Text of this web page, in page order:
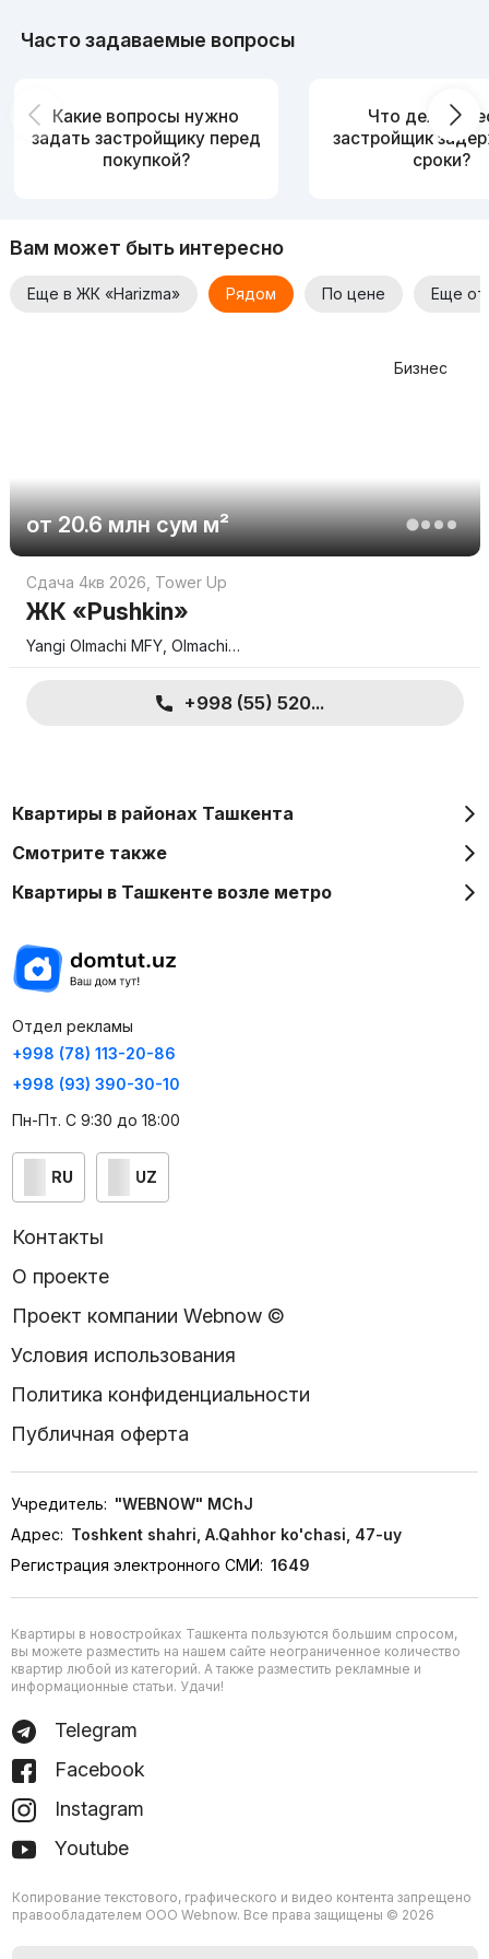
3-комнатые квартиры 80 кв. м. Их цена начинается от
Для уточнения деталей и получения более подробной
информации просьба связываться с застройщиком.
Часто задаваемые вопросы
Какие вопросы нужно
задать застройщику перед
покупкой?
Что делать,
застройщик
сроки?
Вам может быть интересно
Еще в ЖК «Harizma» Рядом По цене Еще от
Бизнес
от20.6 млн сумм²
Сдача 4кв 2026 Tower Up
ЖК «Pushkin»
Yangi Olmachi MFY, Olmachi…
+998 (55) 520...
Квартиры в районах Ташкента
Смотрите также
Квартиры в Ташкенте возле метро
Отдел рекламы
+998 (78) 113-20-86
+998 (93) 390-30-10
Пн-Пт. С 9:30 до 18:00
RU UZ
Контакты
О проекте
Проект компании Webnow ©
Условия использования
Политика конфиденциальности
Публичная оферта
Учредитель: "WEBNOW" MChJ
Адрес: Toshkent shahri, A.Qahhor ko'chasi, 47-uy
Регистрация электронного СМИ: 1649
Квартиры в новостройках Ташкента пользуются большим спросом,
вы можете разместить на нашем сайте неограниченное количество
квартир любой из категорий. А также разместить рекламные и
информационные статьи. Удачи!
Telegram
Facebook
Instagram
Youtube
Копирование текстового, графического и видео контента запрещено
правообладателем ООО Webnow. Все права защищены © 2026